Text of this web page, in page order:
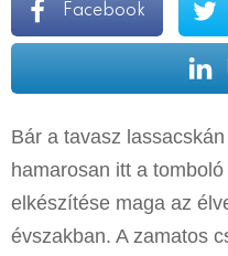
Facebook
Bár a tavasz
hamarosan itt a
elkészítése maga az
évszakban. A zamatos